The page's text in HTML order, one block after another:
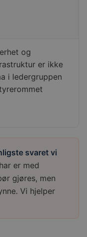
og
er ikke
i ledergruppen
svaret vi
er med
gjøres, men
Vi hjelper